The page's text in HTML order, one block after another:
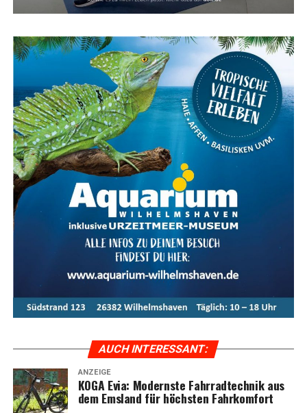
Kar­te für das Ems­land Papenburg
Fazit: Das KOGA Evia — Per­fek­te
Wahl für Radfahrkomfort
Das KOGA Evia ist die per­fek­te Wahl für alle, die uner­
reich­ten Rad­fahr­kom­fort mit stil­vol­lem Design und
moderns­ter Tech­no­lo­gie ver­bin­den möch­ten. Ent­de­cken
Sie das ulti­ma­ti­ve Fahr­erleb­nis mit dem KOGA Evia und
genie­ßen Sie jede Fahrt in vol­len Zügen.
Das KOGA Evia bie­tet ulti­ma­ti­ven Fahr­rad­
kom­fort, kom­bi­niert mit inno­va­ti­ver Tech­no­lo­gie und
stil­vol­lem Design. Ent­de­cken Sie die Vor­tei­le und Model­
le der Evia-Serie im Ems­land und erle­ben Sie moder­nen
AUCH INTER­ES­SANT:
ANZEIGE
KOGA Evia: Moderns­te Fahr­rad­tech­nik aus
dem Ems­land für höchs­ten Fahrkomfort